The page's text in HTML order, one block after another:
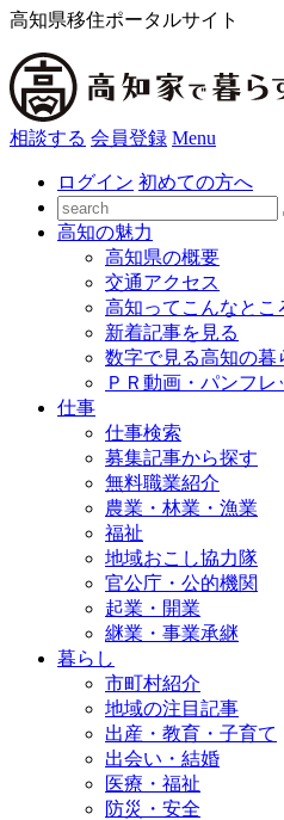
高知県移住ポータルサイト
相談する 会員登録 Menu
ログイン 初めての方へ
高知の魅力
高知県の概要
交通アクセス
高知ってこんなとこ
新着記事を見る
数字で見る高知の暮
ＰＲ動画・パンフレ
仕事
仕事検索
募集記事から探す
無料職業紹介
農業・林業・漁業
福祉
地域おこし協力隊
官公庁・公的機関
起業・開業
継業・事業承継
暮らし
市町村紹介
地域の注目記事
出産・教育・子育て
出会い・結婚
医療・福祉
防災・安全